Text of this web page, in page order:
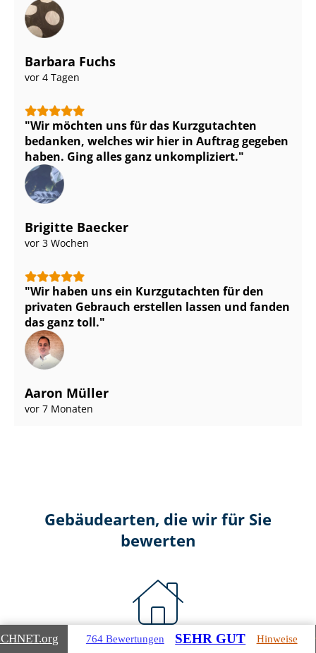
Barbara Fuchs
vor 4 Tagen
Wir möchten uns für das Kurzgutachten
bedanken, welches wir hier in Auftrag gegeben
haben. Ging alles ganz unkompliziert.
Brigitte Baecker
vor 3 Wochen
Wir haben uns ein Kurzgutachten für den
privaten Gebrauch erstellen lassen und fanden
das ganz toll.
Aaron Müller
vor 7 Monaten
Gebäudearten, die wir für Sie
bewerten
Wohnimmobilien
.org 764 Bewertungen SEHR GUT Hinweise